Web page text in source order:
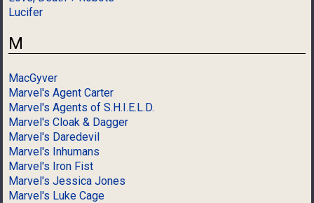
Lucifer
M
MacGyver
Marvel's Agent Carter
Marvel's Agents of S.H.I.E.L.D.
Marvel's Cloak & Dagger
Marvel's Daredevil
Marvel's Inhumans
Marvel's Iron Fist
Marvel's Jessica Jones
Marvel's Luke Cage